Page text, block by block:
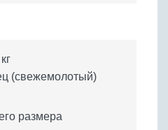
(свежемолотый)
размера